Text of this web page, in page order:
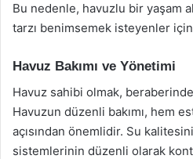
Bu nedenle, havuzlu bir yaşam
tarzı benimsemek isteyenler
Havuz Bakımı ve Yönetimi
Havuz sahibi olmak,
Havuzun düzenli bakımı, hem
açısından önemlidir. Su
sistemlerinin düzenli olarak